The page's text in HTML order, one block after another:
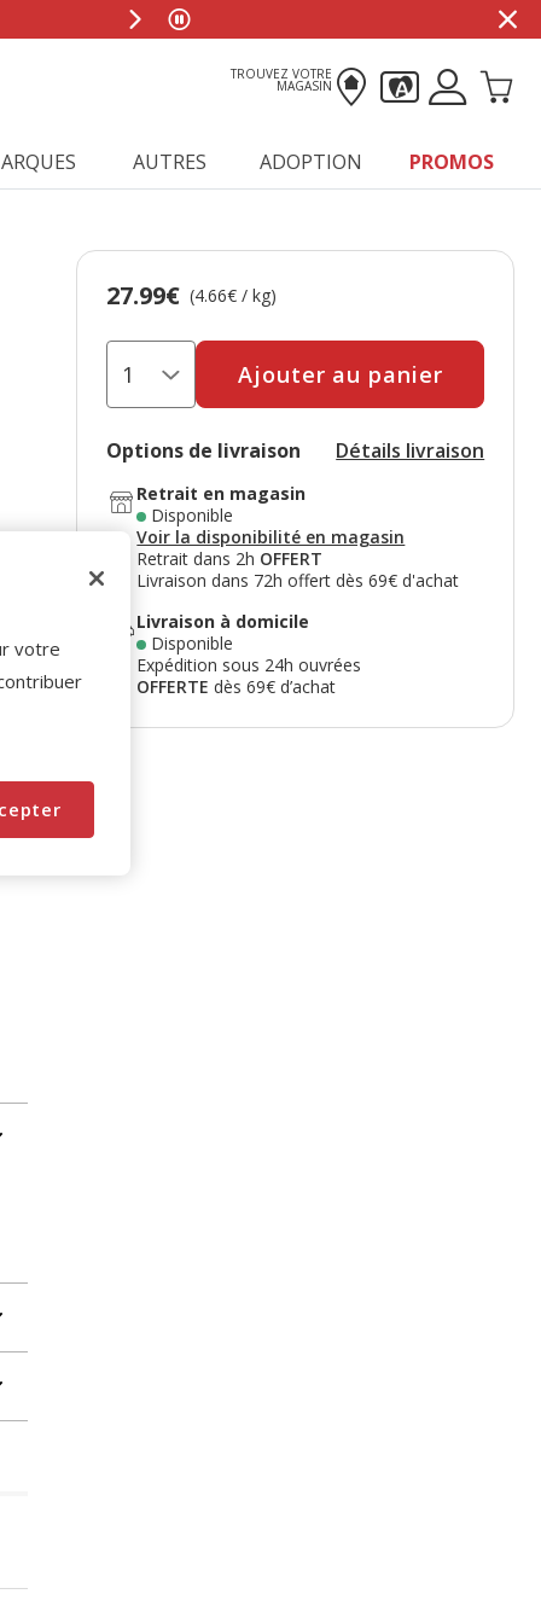
TROUVEZ VOTRE
MAGASIN
AUTRES ADOPTION PROMOS
Prix 27.99€, 4.66 EUR par kg
27.99€ (4.66€ / kg)
Ajouter au panier
Options de livraison Détails livraison
Retrait en magasin
Disponible
Voir la disponibilité en magasin
Retrait dans 2h OFFERT
Livraison dans 72h offert dès 69€ d'achat
Livraison à domicile
Disponible
Expédition sous 24h ouvrées
OFFERTEdès 69€ d’achat
votre